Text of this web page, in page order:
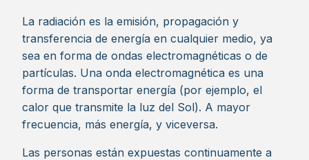
La radiación es la emisión, propagación y
transferencia de energía en cualquier medio, ya
sea en forma de ondas electromagnéticas o de
partículas. Una onda electromagnética es una
forma de transportar energía (por ejemplo, el
calor que transmite la luz del Sol). A mayor
frecuencia, más energía, y viceversa.
Las personas están expuestas continuamente a